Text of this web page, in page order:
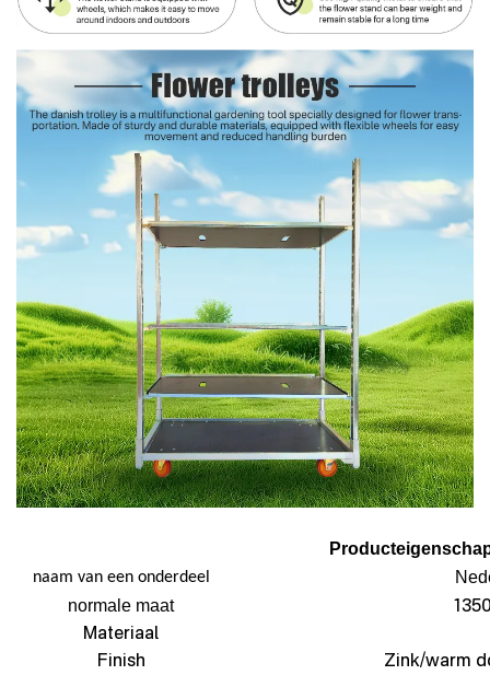
naam van een onderdeel
normale maat
Materiaal
Finish
Zink/warm